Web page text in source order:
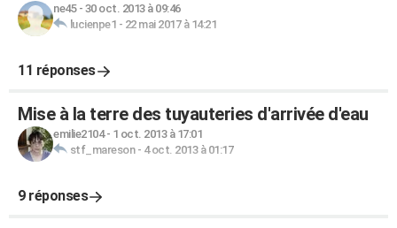
ne45- 30 oct. 2013 à 09:46
lucienpe1 - 22 mai 2017 à 14:21
11 réponses
Mise à la terre des tuyauteries d'arrivée d'eau
emilie2104- 1 oct. 2013 à 17:01
stf_mareson- 4 oct. 2013 à 01:17
9 réponses